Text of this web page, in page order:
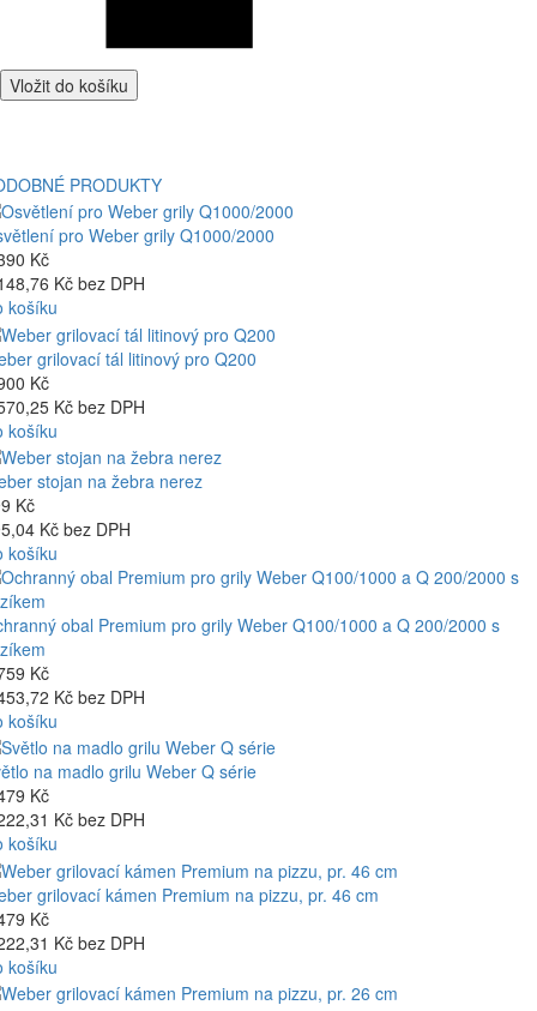
Vložit do košíku
PRODUKTY
pro Weber grily Q1000/2000
Kč
Kč bez DPH
košíku
grilovací tál litinový pro Q200
Kč
Kč bez DPH
košíku
stojan na žebra nerez
Kč
Kč bez DPH
košíku
obal Premium pro grily Weber Q100/1000 a Q 200/2000 s
Kč
Kč bez DPH
košíku
na madlo grilu Weber Q série
Kč
Kč bez DPH
košíku
grilovací kámen Premium na pizzu, pr. 46 cm
Kč
Kč bez DPH
košíku